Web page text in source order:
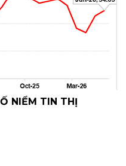
NIỀM TIN THỊ